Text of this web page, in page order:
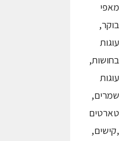
מאפי
בוקר,
עוגות
בחושות,
עוגות
שמרים,
טארטים
,קישים,